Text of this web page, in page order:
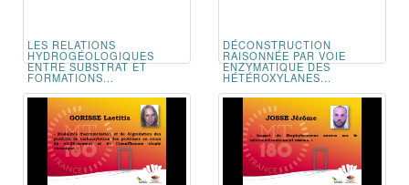
LES RELATIONS
HYDROGÉOLOGIQUES
ENTRE SUBSTRAT ET
FORMATIONS...
DÉCONSTRUCTION
RAISONNÉE PAR VOIE
ENZYMATIQUE DES
HÉTÉROXYLANES...